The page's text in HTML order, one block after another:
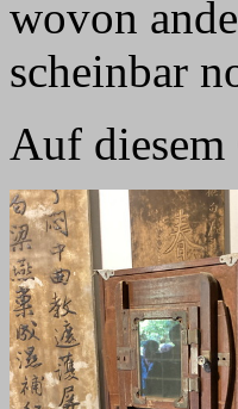
wovon
scheinbar
Auf diesem